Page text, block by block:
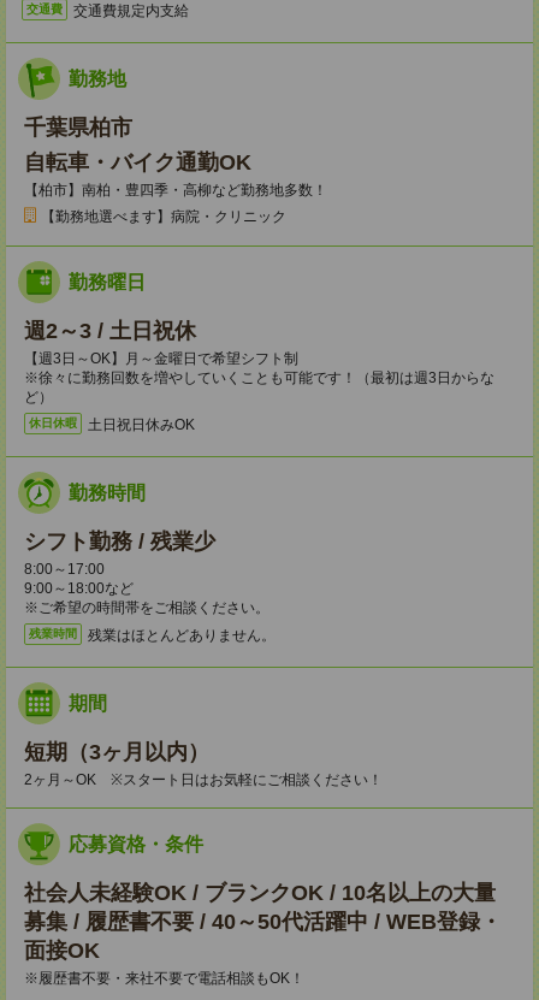
交通費 交通費規定内支給
勤務地
千葉県柏市
自転車・バイク通勤OK
【柏市】南柏・豊四季・高柳など勤務地多数！
【勤務地選べます】病院・クリニック
勤務曜日
週2～3 / 土日祝休
【週3日～OK】月～金曜日で希望シフト制
※徐々に勤務回数を増やしていくことも可能です！（最初は週3日からな
ど）
休日休暇 土日祝日休みOK
勤務時間
シフト勤務 / 残業少
8:00～17:00
9:00～18:00など
※ご希望の時間帯をご相談ください。
残業時間 残業はほとんどありません。
期間
短期（3ヶ月以内）
2ヶ月～OK ※スタート日はお気軽にご相談ください！
応募資格・条件
社会人未経験OK / ブランクOK / 10名以上の大量
募集 / 履歴書不要 / 40～50代活躍中 / WEB登録・
面接OK
※履歴書不要・来社不要で電話相談もOK！